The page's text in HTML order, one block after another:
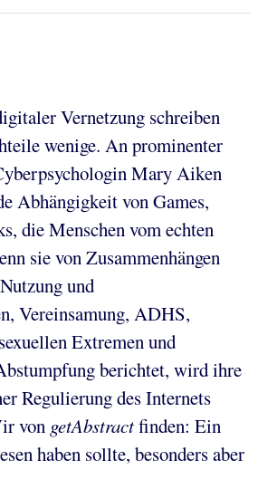
Vernetzung schreiben
wenige. An prominenter
Mary Aiken
Abhängigkeit von Games,
die Menschen vom echten
sie von Zusammenhängen
und
Vereinsamung, ADHS,
Extremen und
berichtet, wird ihre
Regulierung des Internets
von getAbstractfinden: Ein
haben sollte, besonders aber